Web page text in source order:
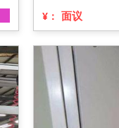
¥： 面议